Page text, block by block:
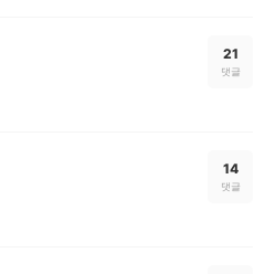
21
댓글
14
댓글